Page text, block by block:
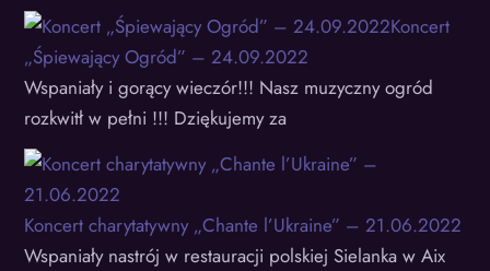
Koncert
„Śpiewający Ogród” – 24.09.2022
Wspaniały i gorący wieczór!!! Nasz muzyczny ogród
rozkwitł w pełni !!! Dziękujemy za
Koncert charytatywny „Chante l’Ukraine” – 21.06.2022
Wspaniały nastrój w restauracji polskiej Sielanka w Aix